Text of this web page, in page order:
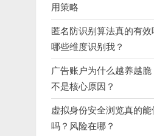
用策略
匿名防识别算法真的有
哪些维度识别我？
广告账户为什么越养越
不是核心原因？
虚拟身份安全浏览真的能
吗？风险在哪？